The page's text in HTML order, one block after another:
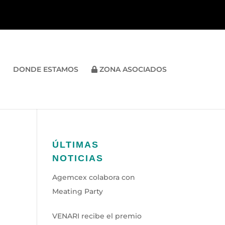
DONDE ESTAMOS ZONA ASOCIADOS
ÚLTIMAS
NOTICIAS
Agemcex colabora con
Meating Party
VENARI recibe el premio